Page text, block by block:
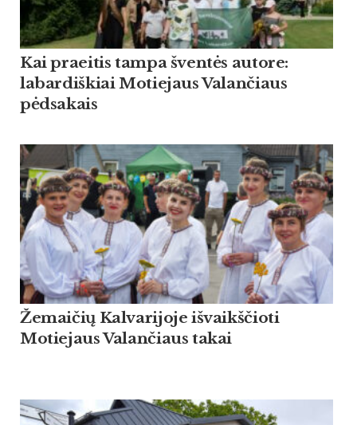
Kai praeitis tampa šventės autore:
labardiškiai Motiejaus Valančiaus
pėdsakais
Žemaičių Kalvarijoje išvaikščioti
Motiejaus Valančiaus takai